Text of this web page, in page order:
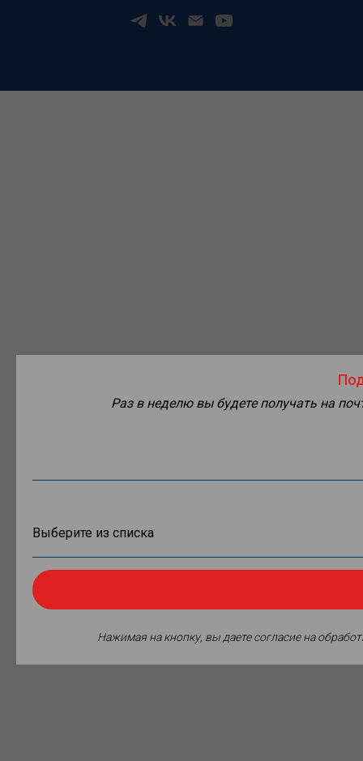
Раз в неделю вы будете получать на
Нажимая на кнопку, вы даете согласие на